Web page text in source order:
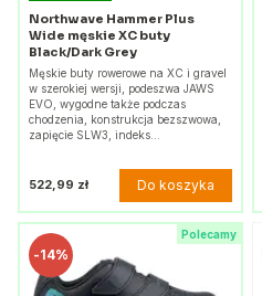
Northwave Hammer Plus
Wide męskie XC buty
Black/Dark Grey
Męskie buty rowerowe na XC i gravel
w szerokiej wersji, podeszwa JAWS
EVO, wygodne także podczas
chodzenia, konstrukcja bezszwowa,
zapięcie SLW3, indeks…
522,99 zł Do koszyka
Polecamy
-14%